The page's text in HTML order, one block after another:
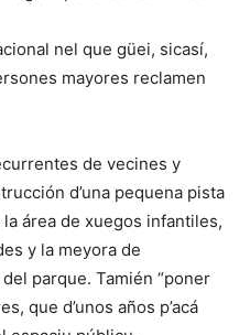
nel que güei, sicasí,
mayores reclamen
de vecines y
d’una pequena pista
área de xuegos infantiles,
y la meyora de
parque. Tamién “poner
que d’unos años p’acá